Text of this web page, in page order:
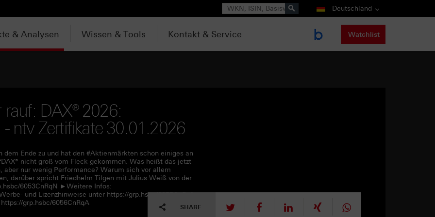
Suche Deutschland
& Analysen Wissen & Tools Kontakt & Service Watchlist
DAX® 2026:
ntv Zertifikate 30.01.2026
Ende zu und hat den #Aktienmärkten schon einiges an
nicht groß vom Fleck gekommen. Was heißt das jetzt
aber nur wenig Performance? Warum sich vor allem
darüber spricht Friedhelm Tilgen mit Julius Weiß von der
6053CnRqN ►Weitere Infos:
und Lizenzhinweise unter https://grp.hsbc/6055CnRqf
grp.hsbc/6056CnRqA
SHARE tweet mitteilen